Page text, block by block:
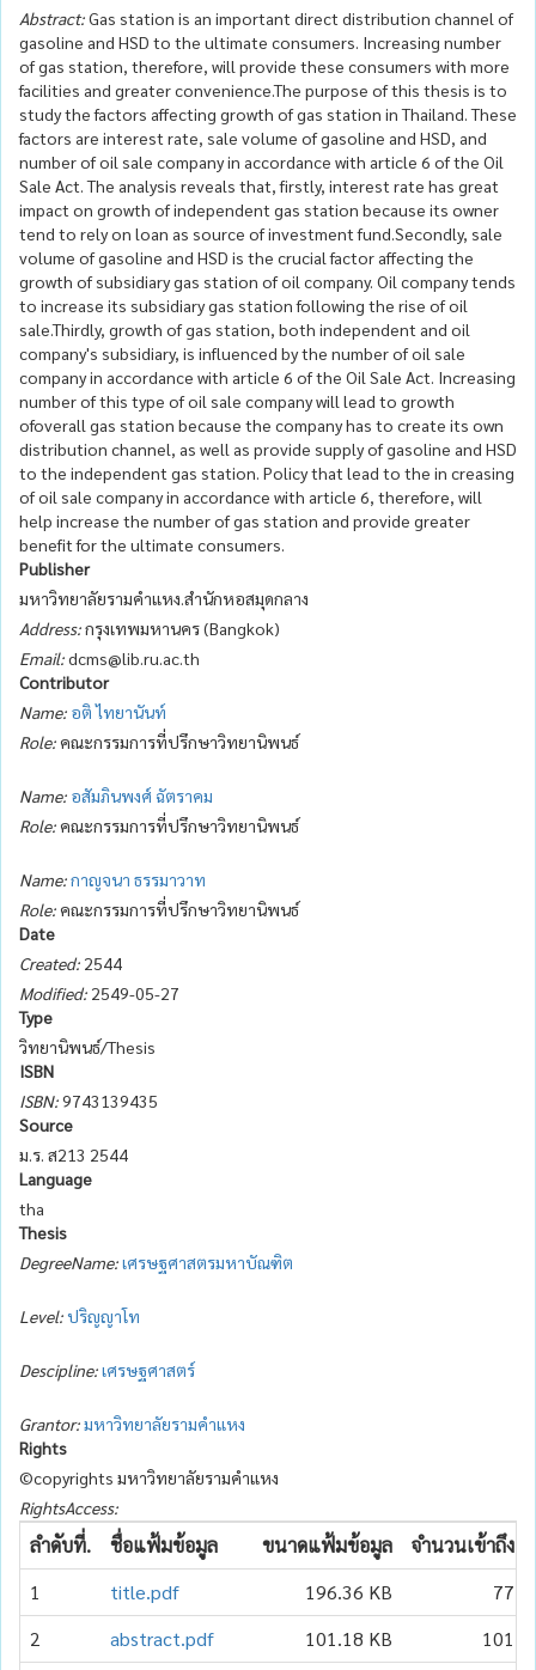
Abstract:Gas station is an important direct distribution channel of
gasoline and HSD to the ultimate consumers. Increasing number
of gas station, therefore, will provide these consumers with more
facilities and greater convenience.The purpose of this thesis is to
study the factors affecting growth of gas station in Thailand. These
factors are interest rate, sale volume of gasoline and HSD, and
number of oil sale company in accordance with article 6 of the Oil
Sale Act. The analysis reveals that, firstly, interest rate has great
impact on growth of independent gas station because its owner
tend to rely on loan as source of investment fund.Secondly, sale
volume of gasoline and HSD is the crucial factor affecting the
growth of subsidiary gas station of oil company. Oil company tends
to increase its subsidiary gas station following the rise of oil
sale.Thirdly, growth of gas station, both independent and oil
company's subsidiary, is influenced by the number of oil sale
company in accordance with article 6 of the Oil Sale Act. Increasing
number of this type of oil sale company will lead to growth
ofoverall gas station because the company has to create its own
distribution channel, as well as provide supply of gasoline and HSD
to the independent gas station. Policy that lead to the in creasing
of oil sale company in accordance with article 6, therefore, will
help increase the number of gas station and provide greater
benefit for the ultimate consumers.
Publisher
มหาวิทยาลัยรามคำแหง.สำนักหอสมุดกลาง
Address:กรุงเทพมหานคร (Bangkok)
Email:dcms@lib.ru.ac.th
Contributor
Name: อติ ไทยานันท์
Role: คณะกรรมการที่ปรึกษาวิทยานิพนธ์
Name: อสัมภินพงศ์ ฉัตราคม
Role: คณะกรรมการที่ปรึกษาวิทยานิพนธ์
Name:กาญจนา ธรรมาวาท
Role: คณะกรรมการที่ปรึกษาวิทยานิพนธ์
Date
Created: 2544
Modified: 2549-05-27
Type
วิทยานิพนธ์/Thesis
ISBN
ISBN:9743139435
Source
ม.ร. ส213 2544
Language
tha
Thesis
DegreeName:เศรษฐศาสตรมหาบัณฑิต
Level:ปริญญาโท
Descipline:เศรษฐศาสตร์
Grantor:มหาวิทยาลัยรามคำแหง
Rights
©copyrights มหาวิทยาลัยรามคำแหง
RightsAccess:
ลำดับที่. ชื่อแฟ้มข้อมูล ขนาดแฟ้มข้อมูล จำนวนเข้าถึง
1
title.pdf 196.36 KB 77
2
abstract.pdf 101.18 KB 101